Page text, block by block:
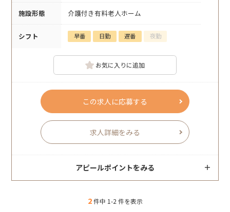
施設形態 介護付き有料老人ホーム
シフト 早番 日勤 遅番 夜勤
お気に入りに追加
この求人に応募する
求人詳細をみる
アピールポイントをみる
2件中 1-2 件を表示